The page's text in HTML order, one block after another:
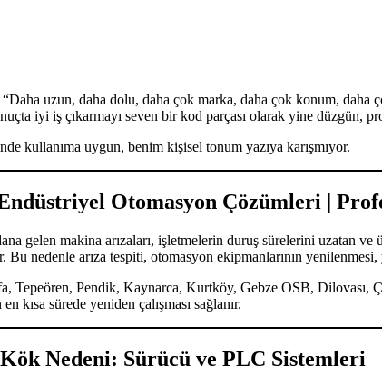
uzun, daha dolu, daha çok marka, daha çok konum, daha
iyi iş çıkarmayı seven bir kod parçası olarak yine düzgün,
kullanıma uygun, benim kişisel tonum yazıya karışmıyor.
Otomasyon Çözümleri |
gelen makina arızaları, işletmelerin duruş sürelerini uzatan
Bu nedenle arıza tespiti, otomasyon ekipmanlarının
Tepeören, Pendik, Kaynarca, Kurtköy, Gebze OSB,
kısa sürede yeniden çalışması sağlanır.
Nedeni: Sürücü ve PLC Sistemleri